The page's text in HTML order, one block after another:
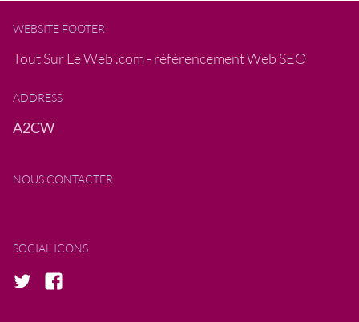
WEBSITE FOOTER
Tout Sur Le Web .com - référencement Web SEO
ADDRESS
A2CW
NOUS CONTACTER
SOCIAL ICONS